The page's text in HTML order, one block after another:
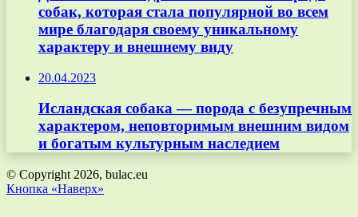
собак, которая стала популярной во всем
мире благодаря своему уникальному
характеру и внешнему виду
20.04.2023
Исландская собака — порода с безупречным
характером, неповторимым внешним видом
и богатым культурным наследием
© Copyright 2026, bulac.eu
Кнопка «Наверх»